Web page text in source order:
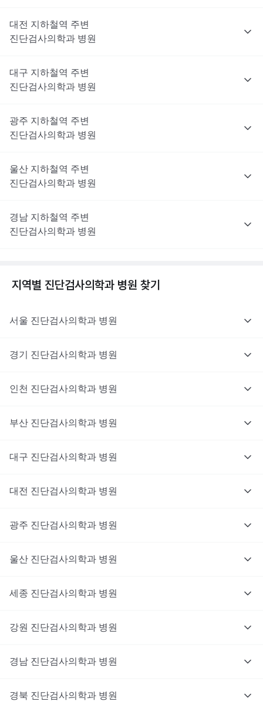
대전 지하철역 주변
진단검사의학과 병원
대구 지하철역 주변
진단검사의학과 병원
광주 지하철역 주변
진단검사의학과 병원
울산 지하철역 주변
진단검사의학과 병원
경남 지하철역 주변
진단검사의학과 병원
지역별 진단검사의학과 병원 찾기
서울 진단검사의학과 병원
경기 진단검사의학과 병원
인천 진단검사의학과 병원
부산 진단검사의학과 병원
대구 진단검사의학과 병원
대전 진단검사의학과 병원
광주 진단검사의학과 병원
울산 진단검사의학과 병원
세종 진단검사의학과 병원
강원 진단검사의학과 병원
경남 진단검사의학과 병원
경북 진단검사의학과 병원